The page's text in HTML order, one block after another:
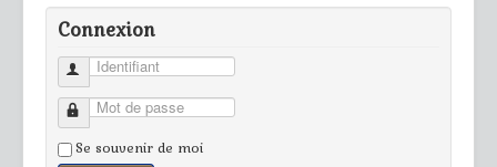
Connexion
Identifiant
Mot de passe
Se souvenir de moi